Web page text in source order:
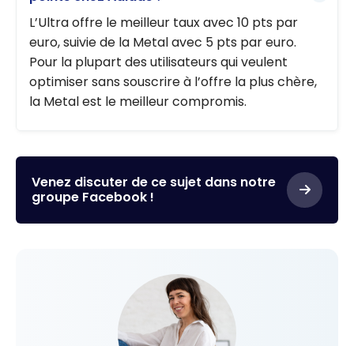
L’Ultra offre le meilleur taux avec 10 pts par
euro, suivie de la Metal avec 5 pts par euro.
Pour la plupart des utilisateurs qui veulent
optimiser sans souscrire à l’offre la plus chère,
la Metal est le meilleur compromis.
Venez discuter de ce sujet dans notre
groupe Facebook !